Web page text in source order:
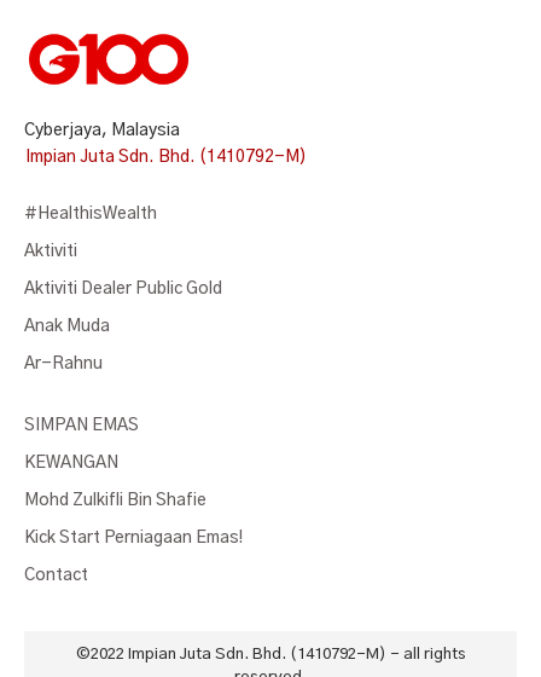
Cyberjaya, Malaysia
Impian Juta Sdn. Bhd. (1410792-M)
#HealthisWealth
Aktiviti
Aktiviti Dealer Public Gold
Anak Muda
Ar-Rahnu
SIMPAN EMAS
KEWANGAN
Mohd Zulkifli Bin Shafie
Kick Start Perniagaan Emas!
Contact
©2022 Impian Juta Sdn. Bhd. (1410792-M) - all rights